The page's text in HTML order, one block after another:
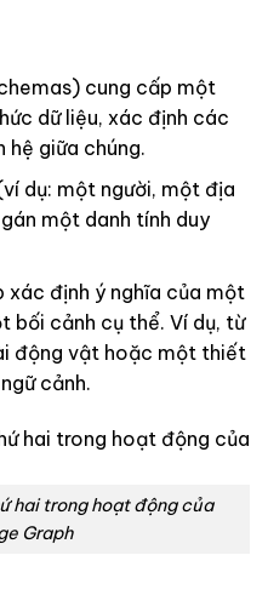
cung cấp một
dữ liệu, xác định các
hệ giữa chúng.
dụ: một người, một địa
một danh tính duy
xác định ý nghĩa của một
bối cảnh cụ thể. Ví dụ, từ
động vật hoặc một thiết
cảnh.
hai trong hoạt động của
Graph